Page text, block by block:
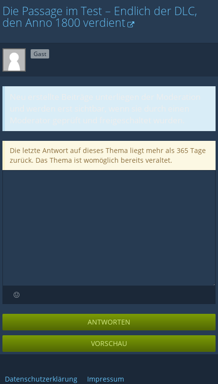
Die Passage im Test – Endlich der DLC,
den Anno 1800 verdient
Gast
Die letzte Antwort auf dieses Thema liegt mehr als 365 Tage
zurück. Das Thema ist womöglich bereits veraltet.
ANTWORTEN
VORSCHAU
Datenschutzerklärung Impressum